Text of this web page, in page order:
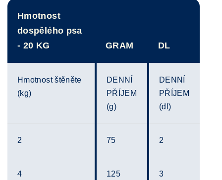
Hmotnost
dospělého psa
- 20 KG
GRAM DL
Hmotnost štěněte
(kg)
DENNÍ
PŘÍJEM
(g)
DENNÍ
PŘÍJEM
(dl)
2 75 2
4 125 3